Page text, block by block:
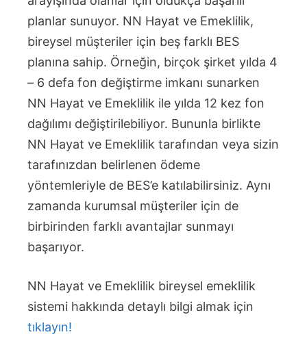
planlar sunuyor. NN Hayat ve Emeklilik,
bireysel müşteriler için beş farklı BES
planına sahip. Örneğin, birçok şirket yılda 4
– 6 defa fon değiştirme imkanı sunarken
NN Hayat ve Emeklilik ile yılda 12 kez fon
dağılımı değiştirilebiliyor. Bununla birlikte
NN Hayat ve Emeklilik tarafından veya sizin
tarafınızdan belirlenen ödeme
yöntemleriyle de BES’e katılabilirsiniz. Aynı
zamanda kurumsal müşteriler için de
birbirinden farklı avantajlar sunmayı
başarıyor.
NN Hayat ve Emeklilik bireysel emeklilik
sistemi hakkında detaylı bilgi almak için
tıklayın!